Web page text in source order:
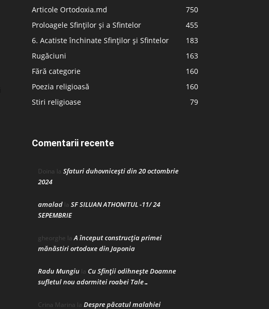
Articole Ortodoxia.md
750
Proloagele Sfinților și a Sfintelor
455
6. Acatiste închinate Sfinților și Sfintelor
183
Rugăciuni
163
Fără categorie
160
Poezia religioasă
160
Stiri religioase
79
Comentarii recente
Doina la Sfaturi duhovnicești din 20 octombrie
2024
amalad la SF SILUAN ATHONITUL -11/ 24
SEPEMBRIE
gheorghe laA început construcţia primei
mănăstiri ortodoxe din Japonia
Radu Mungiu la Cu Sfinții odihnește Doamne
sufletul nou adormitei roabei Tale…
Crina Marina la Despre păcatul malahiei